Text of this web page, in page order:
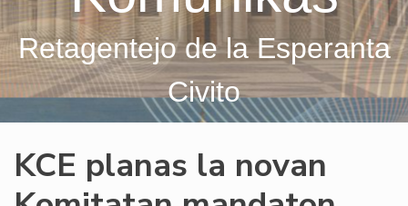
Retagentejo de la Esperanta
Civito
KCE planas la novan